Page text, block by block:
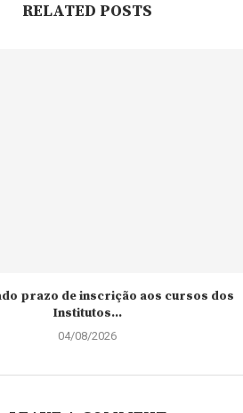
RELATED POSTS
prazo de inscrição aos cursos dos
Institutos...
04/08/2026